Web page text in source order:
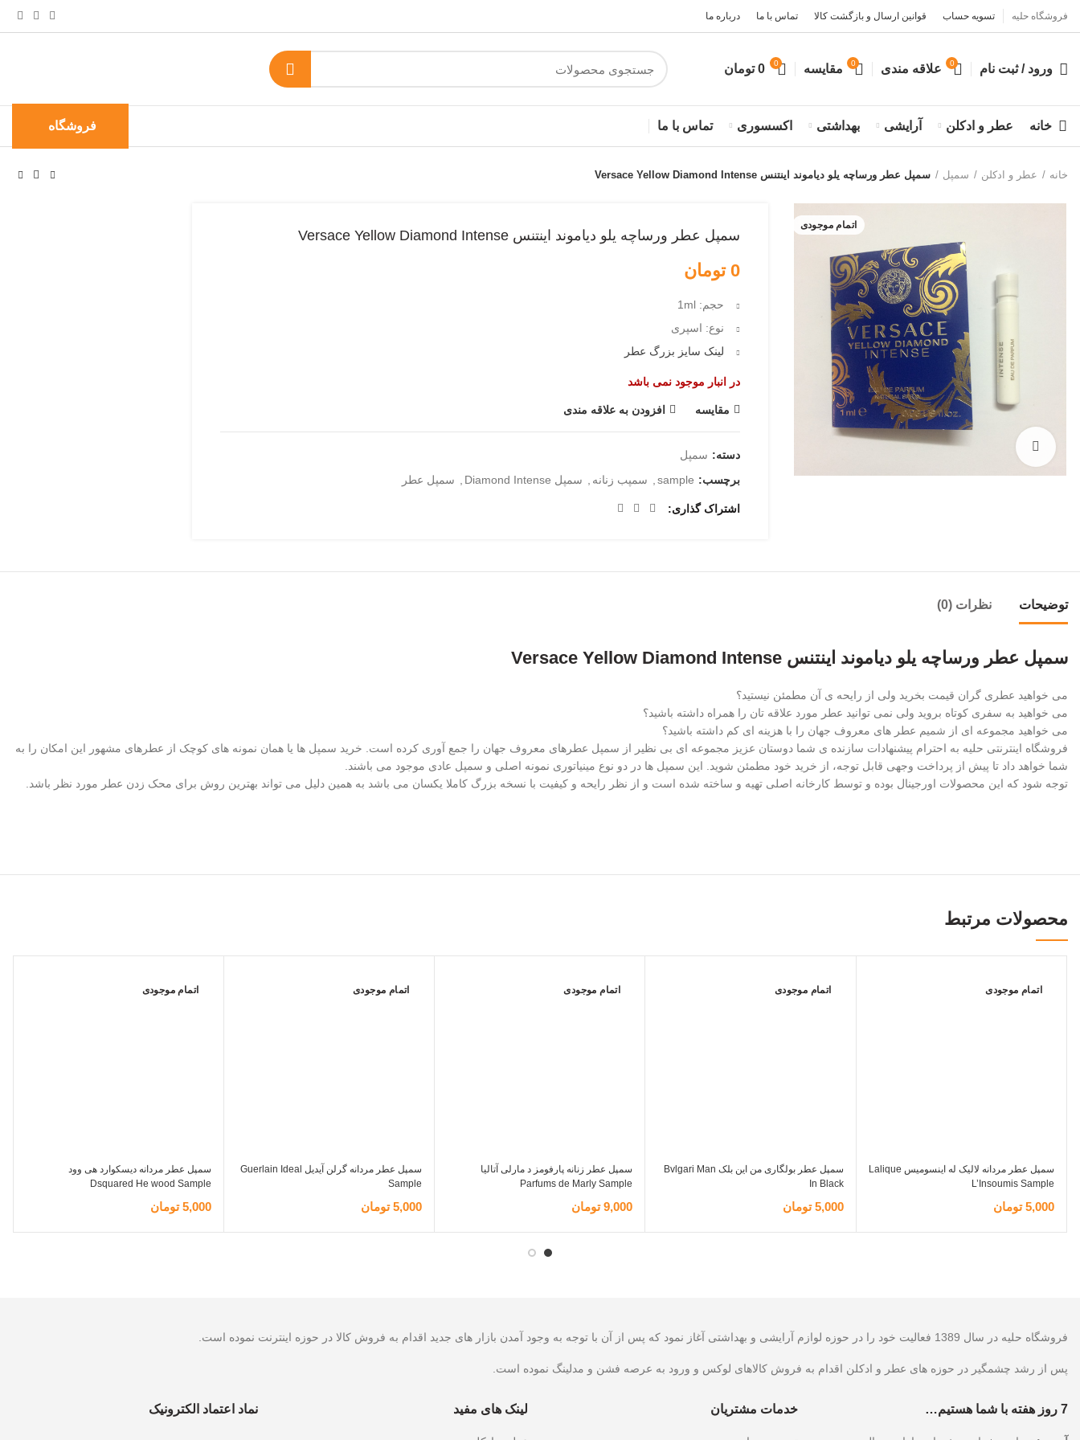
فروشگاه حلیه تسویه حساب قوانین ارسال و بازگشت کالا تماس با ما درباره ما
ورود / ثبت نام 0 علاقه مندی 0 مقایسه 0
0 تومان
خانه عطر و ادکلن آرایشی بهداشتی اکسسوری تماس با ما فروشگاه
خانه عطر و ادکلن سمپل سمپل عطر ورساچه یلو دیاموند اینتنس Versace Yellow Diamond Intense
اتمام موجودی
بزرگنمایی تصویر
سمپل عطر ورساچه یلو دیاموند اینتنس Versace Yellow Diamond Intense
0 تومان
حجم: 1ml
نوع: اسپری
لینک سایز بزرگ عطر
در انبار موجود نمی باشد
مقایسه افزودن به علاقه مندی
دسته: سمپل
برچسب: sample سمپب زنانه سمپل Diamond Intense سمپل عطر
اشتراک گذاری
توضیحات نظرات (0)
سمپل عطر ورساچه یلو دیاموند اینتنس Versace Yellow Diamond Intense
می خواهید عطری گران قیمت بخرید ولی از رایحه ی آن مطمئن نیستید؟
می خواهید به سفری کوتاه بروید ولی نمی توانید عطر مورد علاقه تان را همراه داشته باشید؟
می خواهید مجموعه ای از شمیم عطر های معروف جهان را با هزینه ای کم داشته باشید؟
فروشگاه اینترنتی حلیه به احترام پیشنهادات سازنده ی شما دوستان عزیز مجموعه ای بی نظیر از سمپل عطرهای معروف جهان را جمع آوری کرده است. خرید سمپل ها یا همان نمونه های کوچک از عطرهای مشهور این امکان را به
شما خواهد داد تا پیش از پرداخت وجهی قابل توجه، از خرید خود مطمئن شوید. این سمپل ها در دو نوع مینیاتوری نمونه اصلی و سمپل عادی موجود می باشند.
توجه شود که این محصولات اورجینال بوده و توسط کارخانه اصلی تهیه و ساخته شده است و از نظر رایحه و کیفیت با نسخه بزرگ کاملا یکسان می باشد به همین دلیل می تواند بهترین روش برای محک زدن عطر مورد نظر باشد.
محصولات مرتبط
اتمام موجودی
سمپل عطر مردانه لالیک له اینسومیس Lalique
L’Insoumis Sample
5,000 تومان
اطلاعات بیشتر
اتمام موجودی
سمپل عطر بولگاری من این بلک Bvlgari Man
In Black
5,000 تومان
اطلاعات بیشتر
اتمام موجودی
سمپل عطر زنانه پارفومز د مارلی آتالیا
Parfums de Marly Sample
9,000 تومان
اطلاعات بیشتر
اتمام موجودی
سمپل عطر مردانه گرلن آیدیل Guerlain Ideal
Sample
5,000 تومان
اطلاعات بیشتر
اتمام موجودی
سمپل عطر مردانه دیسکوارد هی وود
Dsquared He wood Sample
5,000 تومان
اطلاعات بیشتر
فروشگاه حلیه در سال 1389 فعالیت خود را در حوزه لوازم آرایشی و بهداشتی آغاز نمود که پس از آن با توجه به وجود آمدن بازار های جدید اقدام به فروش کالا در حوزه اینترنت نموده است.
پس از رشد چشمگیر در حوزه های عطر و ادکلن اقدام به فروش کالاهای لوکس و ورود به عرصه فشن و مدلینگ نموده است.
7 روز هفته با شما هستیم… خدمات مشتریان لینک های مفید نماد اعتماد الکترونیک